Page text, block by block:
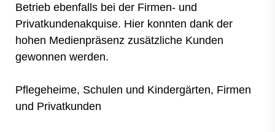
Betrieb ebenfalls bei der Firmen- und
Privatkundenakquise. Hier konnten dank der
hohen Medienpräsenz zusätzliche Kunden
gewonnen werden.
Pflegeheime, Schulen und Kindergärten, Firmen
und Privatkunden